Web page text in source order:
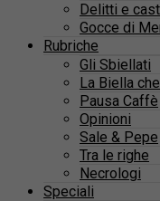
Delitti e
Gocce di
Rubriche
Gli Sbiellati
La Biella
Pausa Caffè
Opinioni
Sale & Pepe
Tra le righe
Necrologi
Speciali